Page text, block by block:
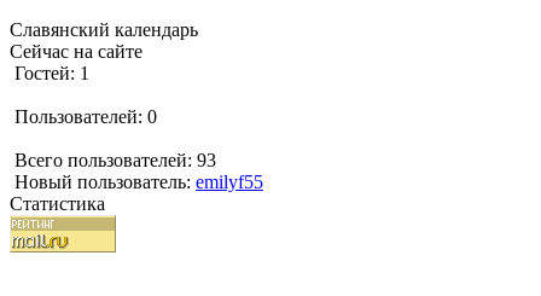
Славянский календарь
Сейчас на сайте
Гостей: 1
Пользователей: 0
Всего пользователей: 93
Новый пользователь: emilyf55
Статистика